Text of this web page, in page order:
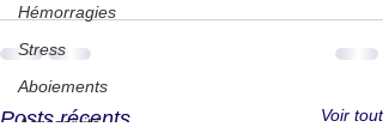
Hémorragies
Stress
Aboiements
Agressivité
Posts récents Voir tout